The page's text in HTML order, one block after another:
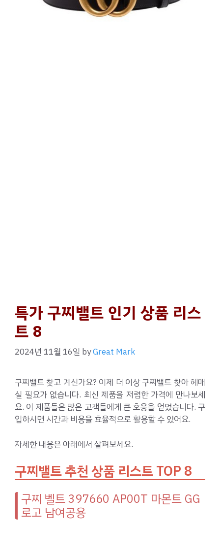
특가 구찌밸트 인기 상품 리스
트 8
2024년 11월 16일 byGreat Mark
구찌밸트 찾고 계신가요? 이제 더 이상 구찌밸트 찾아 헤매
실 필요가 없습니다. 최신 제품을 저렴한 가격에 만나보세
요. 이 제품들은 많은 고객들에게 큰 호응을 얻었습니다. 구
입하시면 시간과 비용을 효율적으로 활용할 수 있어요.
자세한 내용은 아래에서 살펴보세요.
구찌밸트 추천 상품 리스트 TOP 8
구찌 벨트 397660 AP00T 마몬트 GG
로고 남여공용